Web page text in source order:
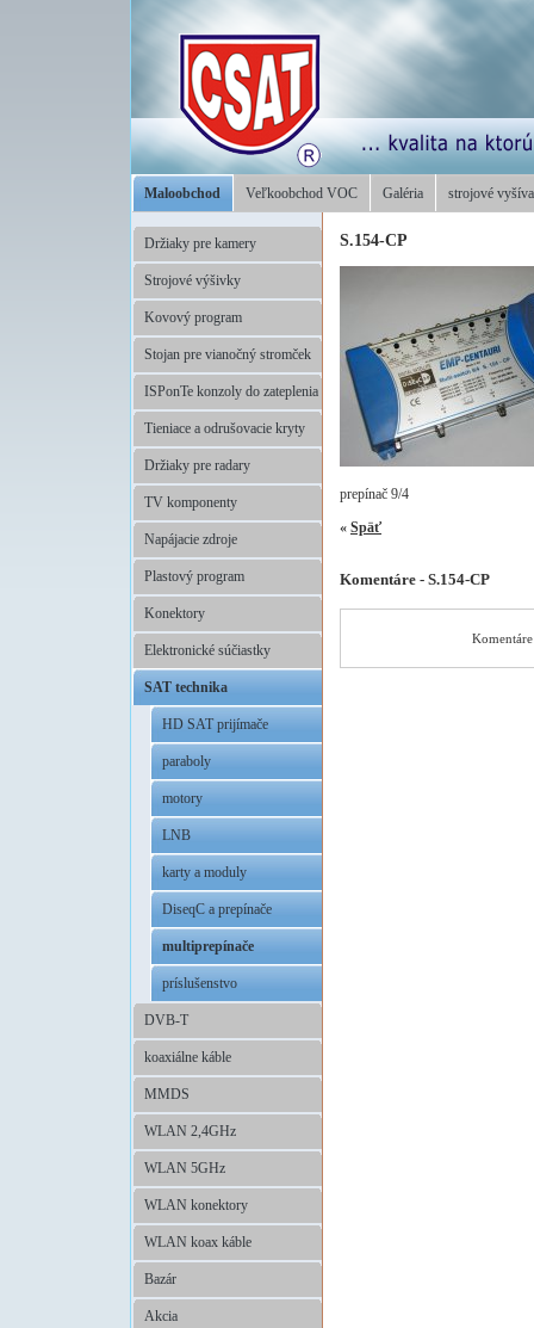
Maloobchod Veľkoobchod VOC Galéria strojové
Držiaky pre kamery
Strojové výšivky
Kovový program
Stojan pre vianočný stromček
ISPonTe konzoly do zateplenia
Tieniace a odrušovacie kryty
Držiaky pre radary
TV komponenty
Napájacie zdroje
Plastový program
Konektory
Elektronické súčiastky
SAT technika
HD SAT prijímače
paraboly
motory
LNB
karty a moduly
DiseqC a prepínače
multiprepínače
príslušenstvo
DVB-T
koaxiálne káble
MMDS
WLAN 2,4GHz
WLAN 5GHz
WLAN konektory
WLAN koax káble
Bazár
Akcia
S.154-CP
prepínač 9/4
« Späť
Komentáre - S.154-CP